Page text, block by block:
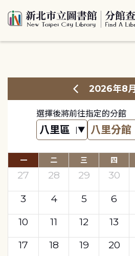
2026年8月
選擇後將前往指定的分館
一 二 三 四
27 28 29 30
3
4 5 6
10
11 12 13
17
18 19 20